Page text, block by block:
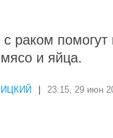
раком
и яйца.
23:15, 29 июн